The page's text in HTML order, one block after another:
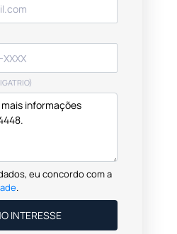
eu concordo com a
.
TENHO INTERESSE